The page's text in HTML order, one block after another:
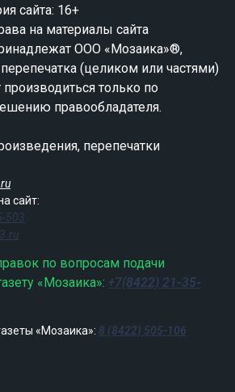
сайта: 16+
на материалы сайта
ООО «Мозаика»®,
(целиком или частями)
только по
правообладателя.
перепечатки
сайт:
503
по вопросам подачи
«Мозаика»: +7(8422) 21-35-
«Мозаика»: 8 (8422) 505-106